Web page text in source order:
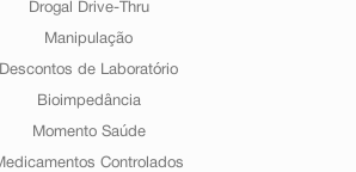
Drogal Drive-Thru
Manipulação
Descontos de Laboratório
Bioimpedância
Momento Saúde
Controlados